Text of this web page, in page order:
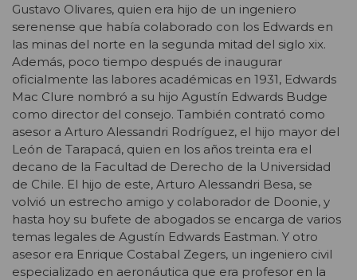
Gustavo Olivares, quien era hijo de un ingeniero
serenense que había colaborado con los Edwards en
las minas del norte en la segunda mitad del siglo xix.
Además, poco tiempo después de inaugurar
oficialmente las labores académicas en 1931, Edwards
Mac Clure nombró a su hijo Agustín Edwards Budge
como director del consejo. También contrató como
asesor a Arturo Alessandri Rodríguez, el hijo mayor del
León de Tarapacá, quien en los años treinta era el
decano de la Facultad de Derecho de la Universidad
de Chile. El hijo de este, Arturo Alessandri Besa, se
volvió un estrecho amigo y colaborador de Doonie, y
hasta hoy su bufete de abogados se encarga de varios
temas legales de Agustín Edwards Eastman. Y otro
asesor era Enrique Costabal Zegers, un ingeniero civil
especializado en aeronáutica que era profesor en la